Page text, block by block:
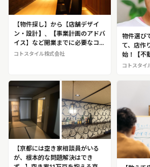
【物件探し】から【店舗デザイ
ン・設計】、【事業計画のアドバ
イス】など開業までに必要なコト
をワンストップでサポートし、人
株式会社
コトスタイル株式会社
物件選び
て、店作
始！【不
ン】の両
次々生
イル株
代表・穴
材・開業
が可能で
コトスタイ
【京都には空き家相談員がいる
が、根本的な問題解決はでき